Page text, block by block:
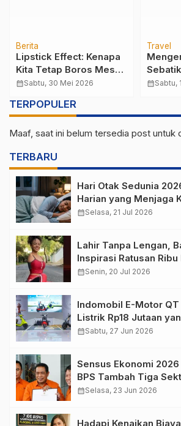
Berita
Lipstick Effect: Kenapa
Kita Tetap Boros Meski
Ekonomi Lagi Susah?
calendar_monthSabtu, 30 Mei 2026
Travel
calendar_monthSabtu,
TERPOPULER
Maaf, saat ini belum tersedia post untuk
TERBARU
Hari Otak Sedunia
Harian yang Menjaga
calendar_monthSelasa, 21 Jul 2026
Lahir Tanpa Lengan,
Inspirasi Ratusan
calendar_monthSenin, 20 Jul 2026
Indomobil E-Motor
Listrik Rp18 Jutaan
Penasaran
calendar_monthSabtu, 27 Jun 2026
Sensus Ekonomi
BPS Tambah Tiga
calendar_monthSelasa, 23 Jun 2026
Hadapi Kenaikan